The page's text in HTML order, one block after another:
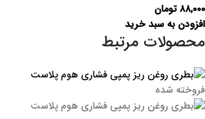
۸۸,۰۰۰ تومان
افزودن به سبد خرید
محصولات مرتبط
فروخته شده